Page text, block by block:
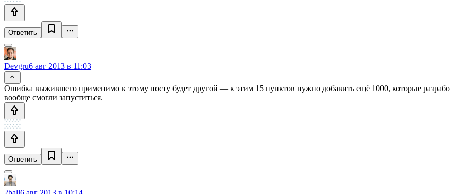
Ответить
Devgru6 авг 2013 в 11:03
Ошибка выжившего применимо к этому посту будет другой — к этим 15 пунктов нужно добавить ещё 1000, которые
вообще смогли запуститься.
Ответить